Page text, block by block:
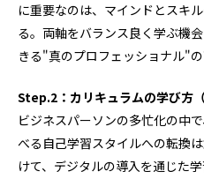
に重要なのは、マインドとスキ
る。両軸をバランス良く学ぶ機
きる"真のプロフェッショナル"の
Step.2：カリキュラムの学び方
ビジネスパーソンの多忙化の中
べる自己学習スタイルへの転換
けて、デジタルの導入を通じた